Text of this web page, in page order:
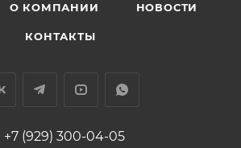
13101-21090
колец: SWT10256ZZ050,
О КОМПАНИИ НОВОСТИ
КОНТАКТЫ
+7 (929) 300-04-05